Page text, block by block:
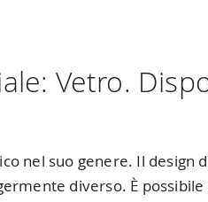
Vetro.
nel suo genere. Il
diverso. È